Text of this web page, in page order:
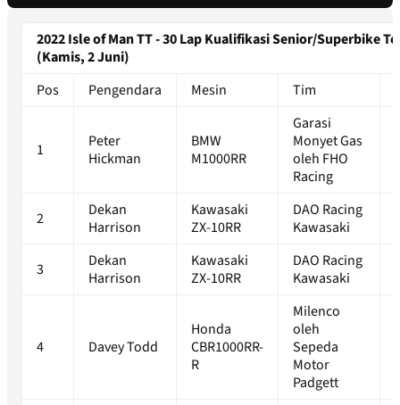
2022 Isle of Man TT - 30 Lap Kualifikasi Senior/Superbike
(Kamis, 2 Juni)
Pos
Pengendara Mesin Tim
1
Peter
Hickman
BMW
M1000RR
Garasi
Monyet Gas
oleh FHO
Racing
2
Dekan
Harrison
Kawasaki
ZX-10RR
DAO Racing
Kawasaki
3
Dekan
Harrison
Kawasaki
ZX-10RR
DAO Racing
Kawasaki
4 Davey Todd
Honda
CBR1000RR-
R
Milenco
oleh
Sepeda
Motor
Padgett